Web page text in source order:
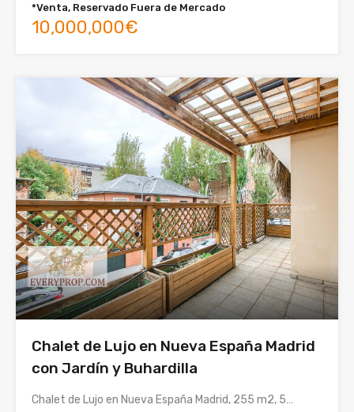
*Venta, Reservado Fuera de Mercado
10,000,000€
Chalet de Lujo en Nueva España Madrid
con Jardín y Buhardilla
Chalet de Lujo en Nueva España Madrid, 255 m2, 5…